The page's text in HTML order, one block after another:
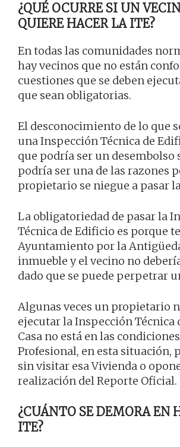
¿QUÉ OCURRE SI UN
QUIERE HACER LA ITE?
En todas las comunidades
hay vecinos que no están
cuestiones que se deben
que sean obligatorias.
El desconocimiento de lo que
una Inspección Técnica de
que podría ser un desembolso
podría ser una de las razones
propietario se niegue a pasar
La obligatoriedad de pasar la
Técnica de Edificio es porque
Ayuntamiento por la
inmueble y el vecino no
dado que se puede perpetrar
Algunas veces un propietario
ejecutar la Inspección Técnica
Casa no está en las
Profesional, en esta situación,
sin visitar esa Vivienda o
realización del Reporte Oficial.
¿CUÁNTO SE DEMORA EN
ITE?